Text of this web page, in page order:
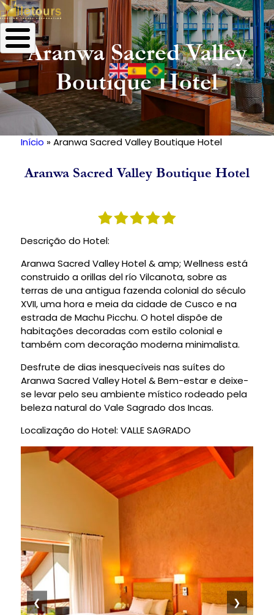
Aranwa Sacred Valley
Boutique Hotel
de
Início Aranwa Sacred Valley Boutique Hotel
Aranwa Sacred Valley Boutique Hotel
Descrição do Hotel:
Aranwa Sacred Valley Hotel & amp; Wellness está
construido a orillas del río Vilcanota, sobre as
terras de una antigua fazenda colonial do século
XVII, uma hora e meia da cidade de Cusco e na
estrada de Machu Picchu. O hotel dispõe de
habitações decoradas com estilo colonial e
também com decoração moderna minimalista.
Desfrute de dias inesquecíveis nas suítes do
Aranwa Sacred Valley Hotel & Bem-estar e deixe-
se levar pelo seu ambiente místico rodeado pela
beleza natural do Vale Sagrado dos Incas.
Localização do Hotel: VALLE SAGRADO
❮ ❯